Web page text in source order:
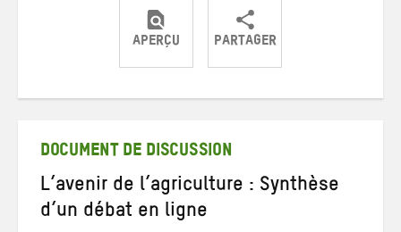
APERÇU PARTAGER
PartagerPartagerPartager
DOCUMENT DE DISCUSSION
L’avenir de l’agriculture : Synthèse
d’un débat en ligne